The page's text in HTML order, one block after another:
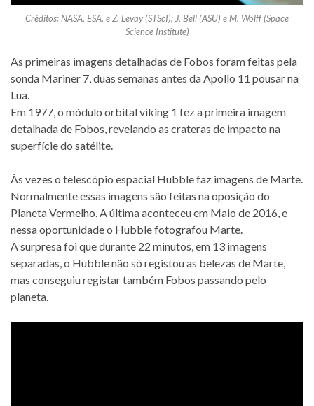
Créditos: NASA, ESA, e Z. Levay (STScI); J. Bell (ASU) e M. Wolff (Space
Science Institute)
As primeiras imagens detalhadas de Fobos foram feitas pela
sonda Mariner 7, duas semanas antes da Apollo 11 pousar na
Lua.
Em 1977, o módulo orbital viking 1 fez a primeira imagem
detalhada de Fobos, revelando as crateras de impacto na
superfície do satélite.
Às vezes o telescópio espacial Hubble faz imagens de Marte.
Normalmente essas imagens são feitas na oposição do
Planeta Vermelho. A última aconteceu em Maio de 2016, e
nessa oportunidade o Hubble fotografou Marte.
A surpresa foi que durante 22 minutos, em 13 imagens
separadas, o Hubble não só registou as belezas de Marte,
mas conseguiu registar também Fobos passando pelo
planeta.